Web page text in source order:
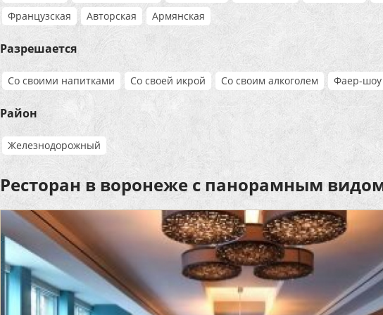
Французская Авторская Армянская
Разрешается
Со своими напитками Со своей икрой Со своим алкоголем Фаер-шоу
Район
Железнодорожный
Ресторан в воронеже с панорамным